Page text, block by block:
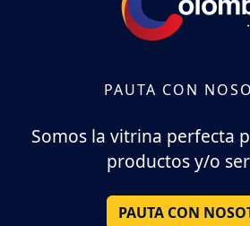
PAUTA CON
Somos la vitrina perfecta
productos y/o
PAUTA CON